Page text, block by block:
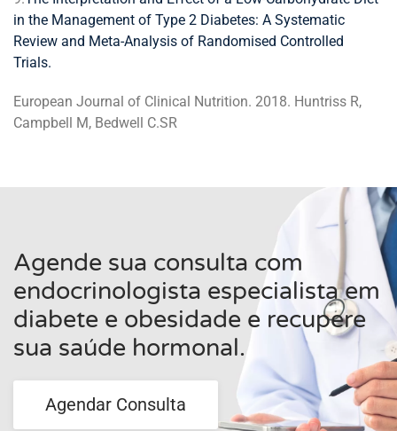
in the Management of Type 2 Diabetes: A Systematic
Review and Meta-Analysis of Randomised Controlled
Trials.
European Journal of Clinical Nutrition. 2018. Huntriss R,
Campbell M, Bedwell C.SR
Agende sua consulta com
endocrinologista especialista em
diabete e obesidade e recupere
sua saúde hormonal.
Agendar Consulta